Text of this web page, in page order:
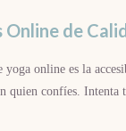
de
yoga online es la
quien confíes.